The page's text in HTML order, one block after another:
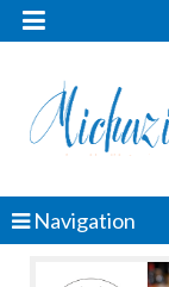

Navigation